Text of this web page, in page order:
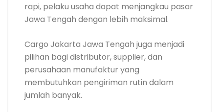
rapi, pelaku usaha dapat menjangkau pasar
Jawa Tengah dengan lebih maksimal.
Cargo Jakarta Jawa Tengah juga menjadi
pilihan bagi distributor, supplier, dan
perusahaan manufaktur yang
membutuhkan pengiriman rutin dalam
jumlah banyak.